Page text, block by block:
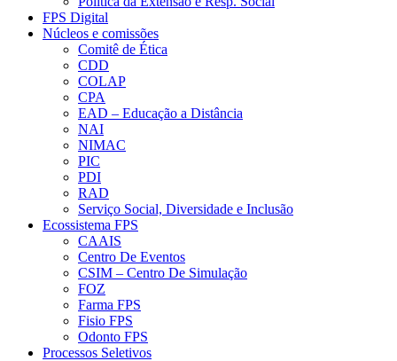
FPS Digital
Núcleos e comissões
Comitê de Ética
CDD
COLAP
CPA
EAD – Educação a Distância
NAI
NIMAC
PIC
PDI
RAD
Serviço Social, Diversidade e Inclusão
Ecossistema FPS
CAAIS
Centro De Eventos
CSIM – Centro De Simulação
FOZ
Farma FPS
Fisio FPS
Odonto FPS
Processos Seletivos